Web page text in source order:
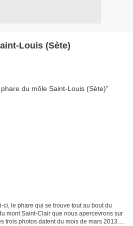
Louis (Sète)
ci, le phare qui se trouve tout au bout du
mont Saint-Clair que nous apercevrons sur
trois photos datent du mois de mars 2013. Il